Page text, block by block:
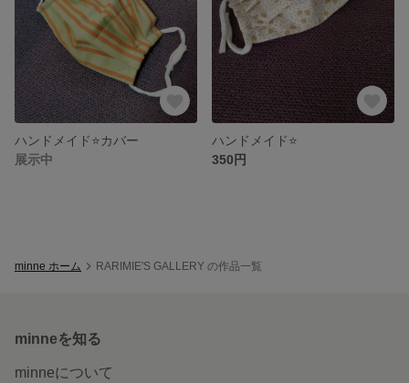
ハンドメイド⭐カバー
展示中
ハンドメイド⭐
350円
minne ホーム RARIMIE'S GALLERY の作品一覧
minneを知る
minneについて